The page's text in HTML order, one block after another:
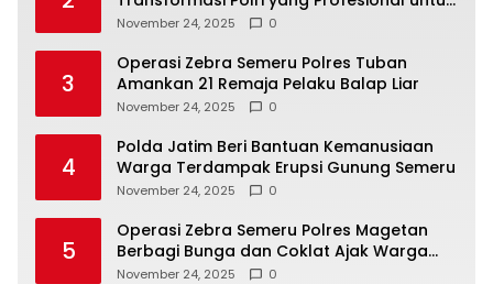
Masyarakat
November 24, 2025 0
3
Operasi Zebra Semeru Polres Tuban
Amankan 21 Remaja Pelaku Balap Liar
November 24, 2025 0
4
Polda Jatim Beri Bantuan Kemanusiaan
Warga Terdampak Erupsi Gunung Semeru
November 24, 2025 0
5
Operasi Zebra Semeru Polres Magetan
Berbagi Bunga dan Coklat Ajak Warga
Tertib Lalin
November 24, 2025 0